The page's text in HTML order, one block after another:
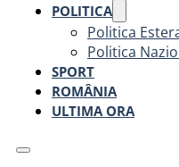
POLITICA
Politica
Politica
SPORT
ROMÂNIA
ULTIMA ORA